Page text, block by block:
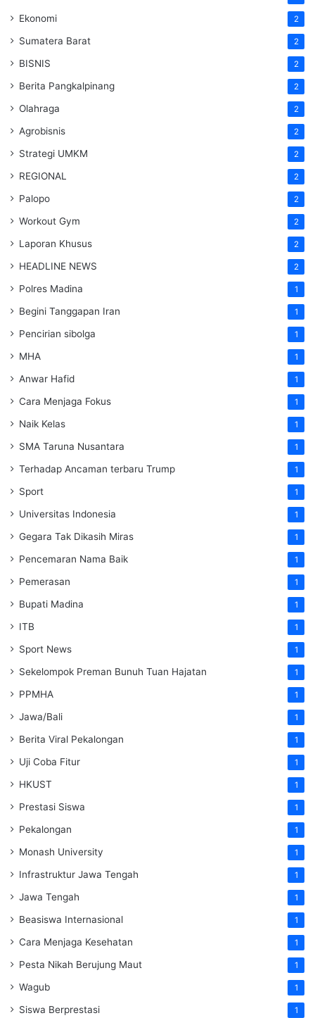
Ekonomi 2
Sumatera Barat 2
BISNIS 2
Berita Pangkalpinang 2
Olahraga 2
Agrobisnis 2
Strategi UMKM 2
REGIONAL 2
Palopo 2
Workout Gym 2
Laporan Khusus 2
HEADLINE NEWS 2
Polres Madina 1
Begini Tanggapan Iran 1
Pencirian sibolga 1
MHA 1
Anwar Hafid 1
Cara Menjaga Fokus 1
Naik Kelas 1
SMA Taruna Nusantara 1
Terhadap Ancaman terbaru Trump 1
Sport 1
Universitas Indonesia 1
Gegara Tak Dikasih Miras 1
Pencemaran Nama Baik 1
Pemerasan 1
Bupati Madina 1
ITB 1
Sport News 1
Sekelompok Preman Bunuh Tuan Hajatan 1
PPMHA 1
Jawa/Bali 1
Berita Viral Pekalongan 1
Uji Coba Fitur 1
HKUST 1
Prestasi Siswa 1
Pekalongan 1
Monash University 1
Infrastruktur Jawa Tengah 1
Jawa Tengah 1
Beasiswa Internasional 1
Cara Menjaga Kesehatan 1
Pesta Nikah Berujung Maut 1
Wagub 1
Siswa Berprestasi 1